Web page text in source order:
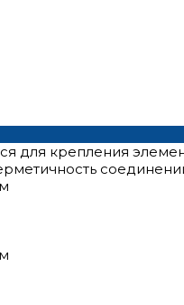
для крепления